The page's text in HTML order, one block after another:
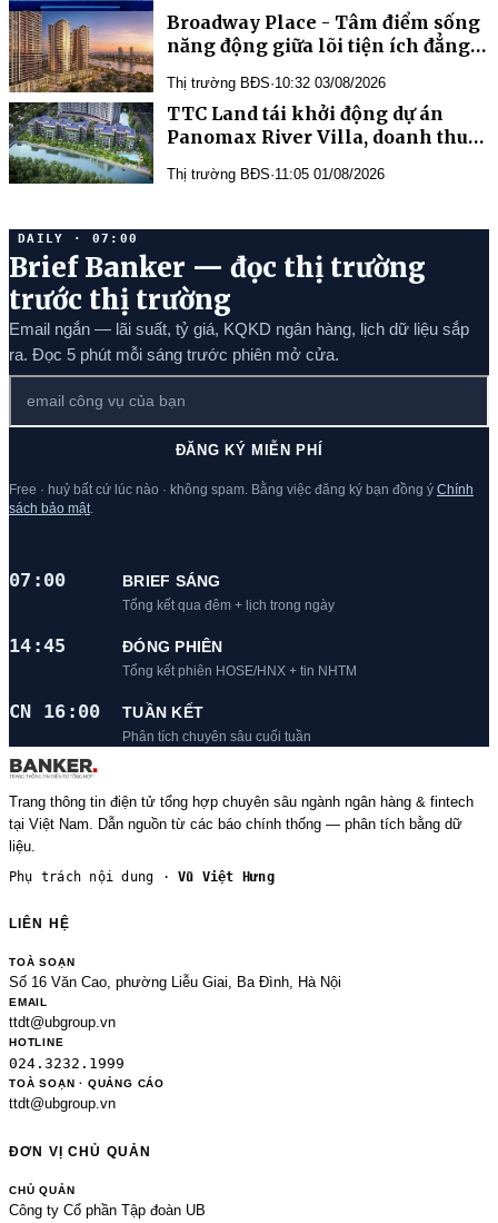
Broadway Place - Tâm điểm sống
năng động giữa lõi tiện ích đẳng
Thị trường BĐS·10:32 03/08/2026
TTC Land tái khởi động dự án
Panomax River Villa, doanh thu
Thị trường BĐS·11:05 01/08/2026
DAILY · 07:00
Brief Banker — đọc thị trường
trước thị trường
Email ngắn — lãi suất, tỷ giá, KQKD ngân hàng, lịch dữ liệu sắp
ra. Đọc 5 phút mỗi sáng trước phiên mở cửa.
ĐĂNG KÝ MIỄN PHÍ
Free · huỷ bất cứ lúc nào · không spam. Bằng việc đăng ký bạn đồng ý Chính
sách bảo mật
07:00 BRIEF SÁNG
Tổng kết qua đêm + lịch trong ngày
14:45 ĐÓNG PHIÊN
Tổng kết phiên HOSE/HNX + tin NHTM
CN 16:00 TUẦN KẾT
Phân tích chuyên sâu cuối tuần
Trang thông tin điện tử tổng hợp chuyên sâu ngành ngân hàng & fintech
tại Việt Nam. Dẫn nguồn từ các báo chính thống — phân tích bằng dữ
liệu.
Phụ trách nội dung ·Vũ Việt Hưng
LIÊN HỆ
TOÀ SOẠN
Số 16 Văn Cao, phường Liễu Giai, Ba Đình, Hà Nội
EMAIL
ttdt@ubgroup.vn
HOTLINE
024.3232.1999
TOÀ SOẠN · QUẢNG CÁO
ttdt@ubgroup.vn
ĐƠN VỊ CHỦ QUẢN
CHỦ QUẢN
Công ty Cổ phần Tập đoàn UB